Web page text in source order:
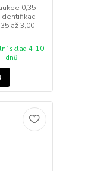
0,35–
až 3,00
sklad 4-10
dnů